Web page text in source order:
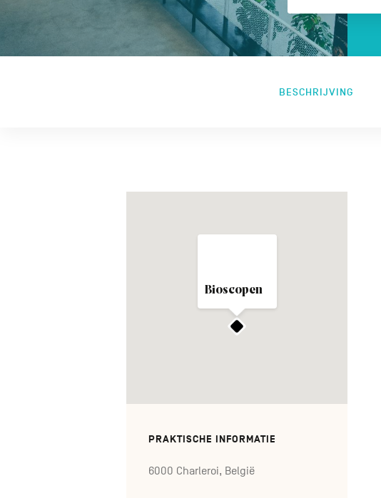
BESCHRIJVING
Bioscopen
PRAKTISCHE INFORMATIE
6000 Charleroi, België